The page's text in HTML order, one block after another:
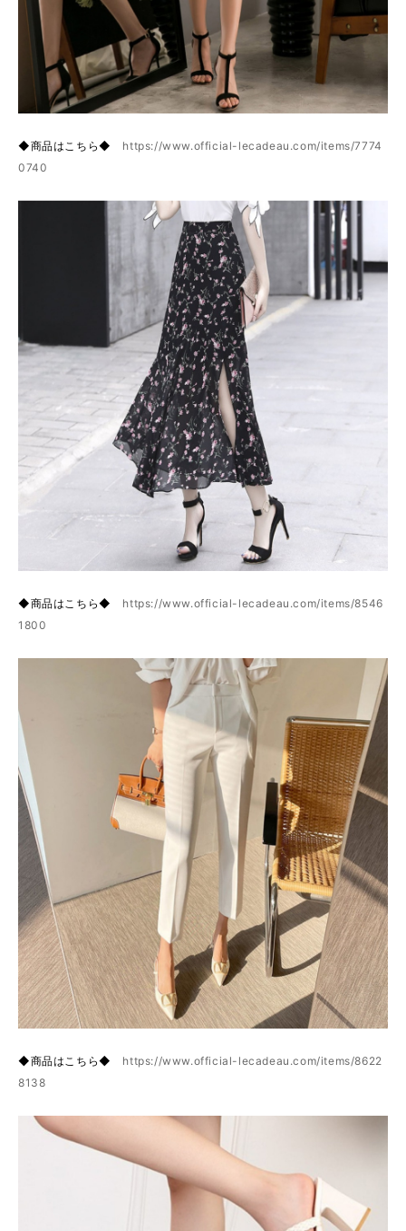
◆商品はこちら◆ https://www.official-lecadeau.com/items/7774
0740
◆商品はこちら◆ https://www.official-lecadeau.com/items/8546
1800
◆商品はこちら◆ https://www.official-lecadeau.com/items/8622
8138